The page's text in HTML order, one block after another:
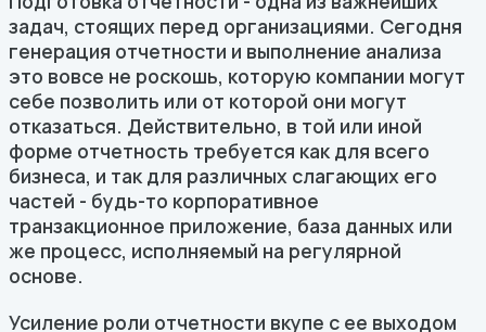
задач, стоящих перед организациями. Сегодня
генерация отчетности и выполнение анализа
это вовсе не роскошь, которую компании могут
себе позволить или от которой они могут
отказаться. Действительно, в той или иной
форме отчетность требуется как для всего
бизнеса, и так для различных слагающих его
частей - будь-то корпоративное
транзакционное приложение, база данных или
же процесс, исполняемый на регулярной
основе.
Усиление роли отчетности вкупе с ее выходом